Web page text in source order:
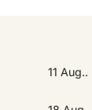
11 Aug..